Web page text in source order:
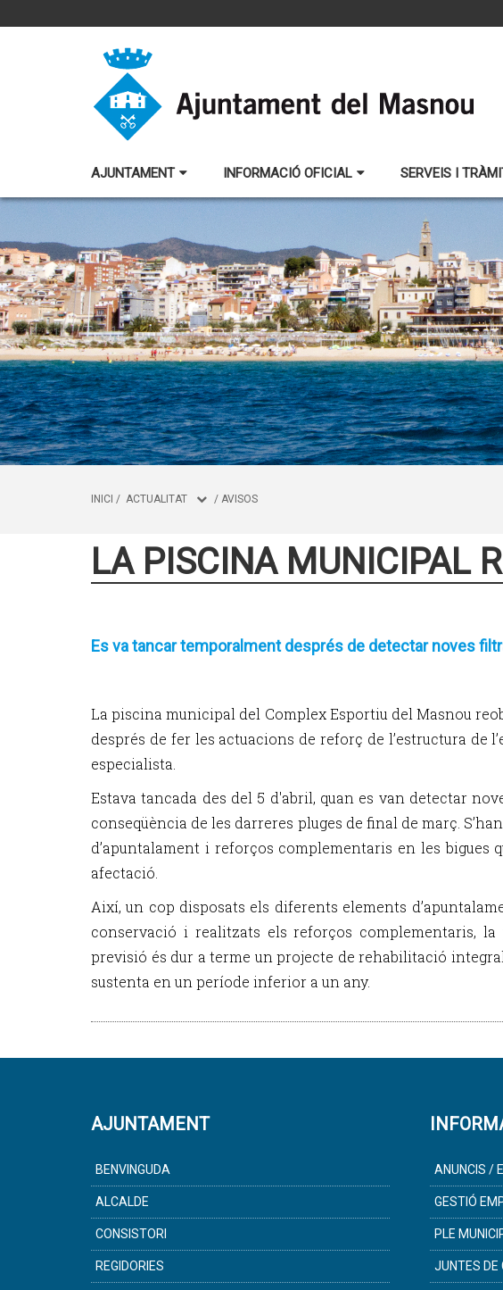
AJUNTAMENT INFORMACIÓ OFICIAL SERVEIS I
INICI / ACTUALITAT / AVISOS
LA PISCINA MUNICIPAL
Es va tancar temporalment després de detectar noves
La piscina municipal del Complex Esportiu del Masnou
després de fer les actuacions de reforç de l’estructura de
especialista.
Estava tancada des del 5 d'abril, quan es van detectar
conseqüència de les darreres pluges de final de març.
d’apuntalament i reforços complementaris en les bigues
afectació.
Així, un cop disposats els diferents elements
conservació i realitzats els reforços complementaris,
previsió és dur a terme un projecte de rehabilitació
sustenta en un període inferior a un any.
AJUNTAMENT
BENVINGUDA
ALCALDE
CONSISTORI
REGIDORIES
ANUNCIS /
GESTIÓ
PLE
JUNTES DE